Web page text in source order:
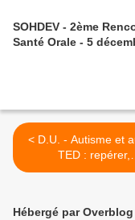
SOHDEV - 2ème
Santé Orale - 5
< D.U. - Autisme et autres
TED : repérer,
diagnostiquer,
Hébergé par Overblog